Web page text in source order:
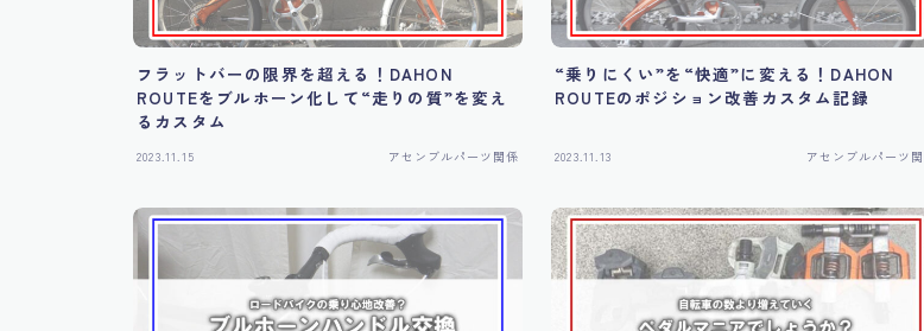
フラットバーの限界を超える！DAHON
ROUTEをブルホーン化して“走りの質”を変え
るカスタム
2023.11.15 アセンブルパーツ関係
“乗りにくい”を“快適”に変える！DAHON
ROUTEのポジション改善カスタム記録
2023.11.13 アセンブルパーツ